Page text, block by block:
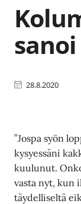
28.8.2020
”Jospa syön
kysyessäni
kuulunut.
vasta nyt, kun
täydelliseltä